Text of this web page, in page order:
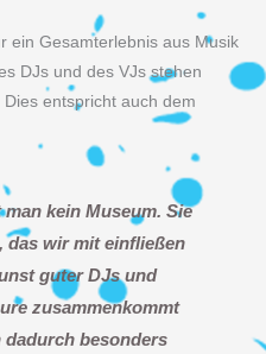
ein Gesamterlebnis aus Musik
DJs und des VJs stehen
entspricht auch dem
kein Museum. Sie
das wir mit einfließen
guter DJs und
zusammenkommt
besonders